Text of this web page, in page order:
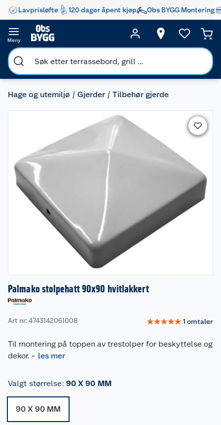
Lavprisløfte 120 dager åpent kjøp Obs BYGG Montering
Meny
Hage og utemiljø Gjerder Tilbehør gjerde
Palmako stolpehatt 90x90 hvitlakkert
Art nr: 4743142061008 ☆☆☆☆☆ 1 omtaler
Til montering på toppen av trestolper for beskyttelse og
dekor. - les mer
Valgt størrelse: 90 X 90 MM
90 X 90 MM